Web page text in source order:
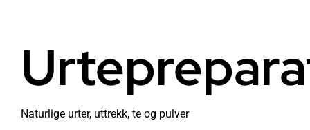
Butikk i Oslo
Kontakt oss
Stråling EMF
Lys
Naturlige urter, uttrekk, te og pulver